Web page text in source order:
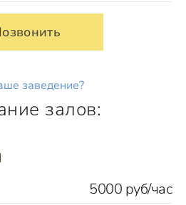
заведение?
залов:
5000 руб/час